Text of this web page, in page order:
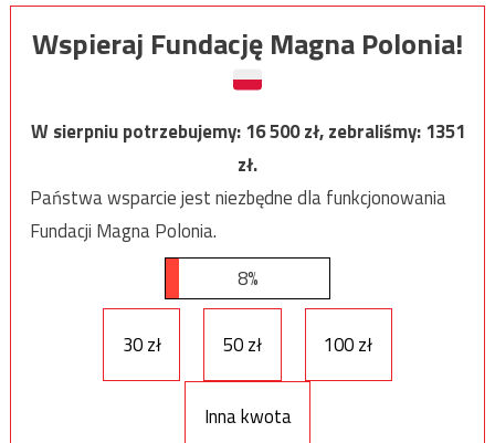
Wspieraj Fundację Magna Polonia!
W sierpniu potrzebujemy:16 500zł, zebraliśmy:1351
zł.
Państwa wsparcie jest niezbędne dla funkcjonowania
Fundacji Magna Polonia.
8%
30 zł 50 zł 100 zł
Inna kwota